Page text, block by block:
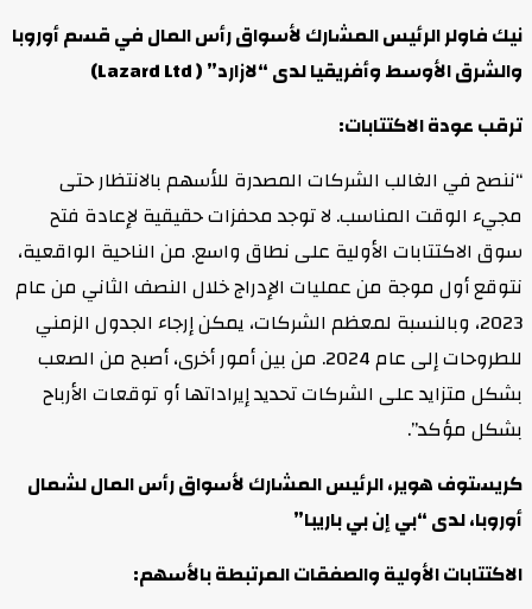
نيك فاولر الرئيس المشارك لأسواق رأس المال في قسم أوروبا
والشرق الأوسط وأفريقيا لدى “لازارد” ( Lazard Ltd)
ترقب عودة الاكتتابات:
“ننصح في الغالب الشركات المصدرة للأسهم بالانتظار حتى
مجيء الوقت المناسب. لا توجد محفزات حقيقية لإعادة فتح
سوق الاكتتابات الأولية على نطاق واسع. من الناحية الواقعية،
نتوقع أول موجة من عمليات الإدراج خلال النصف الثاني من عام
2023، وبالنسبة لمعظم الشركات، يمكن إرجاء الجدول الزمني
للطروحات إلى عام 2024. من بين أمور أخرى، أصبح من الصعب
بشكل متزايد على الشركات تحديد إيراداتها أو توقعات الأرباح
بشكل مؤكد”.
كريستوف هوير، الرئيس المشارك لأسواق رأس المال لشمال
أوروبا، لدى “بي إن بي باريبا”
الاكتتابات الأولية والصفقات المرتبطة بالأسهم: